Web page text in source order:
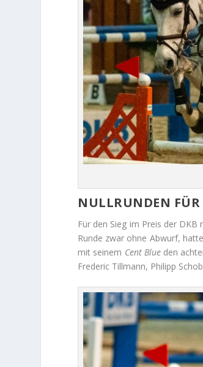
NULLRUNDEN FÜR
Für den Sieg im Preis der
Runde zwar ohne Abwurf,
mit seinem Cent Blue den
Frederic Tillmann, Philipp